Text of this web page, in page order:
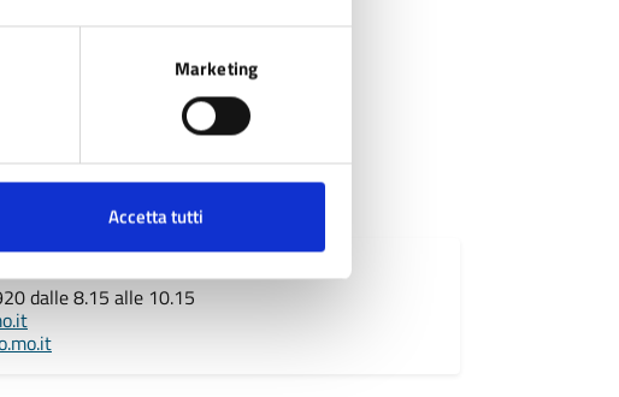
Marketing
Accetta tutti
dalle 8.15 alle 10.15